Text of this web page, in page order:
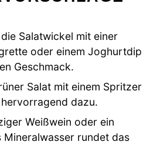
Salatwickel mit einer
oder einem Joghurtdip
Geschmack.
Salat mit einem Spritzer
dazu.
Weißwein oder ein
Mineralwasser rundet das